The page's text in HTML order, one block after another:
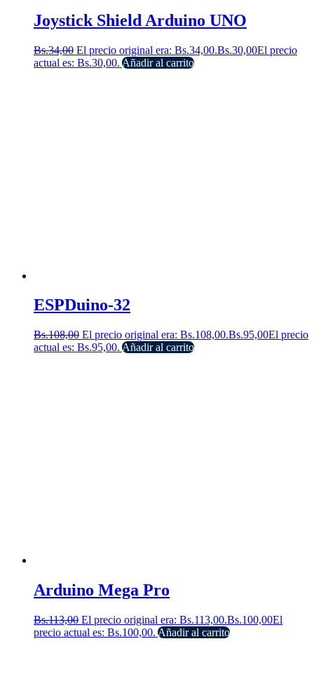
Joystick Shield Arduino UNO
Bs.34,00 El precio original era: Bs.34,00.Bs.30,00El precio
actual es: Bs.30,00. Añadir al carrito
ESPDuino-32
Bs.108,00 El precio original era: Bs.108,00.Bs.95,00El precio
actual es: Bs.95,00. Añadir al carrito
Arduino Mega Pro
Bs.113,00 El precio original era: Bs.113,00.Bs.100,00El
precio actual es: Bs.100,00. Añadir al carrito